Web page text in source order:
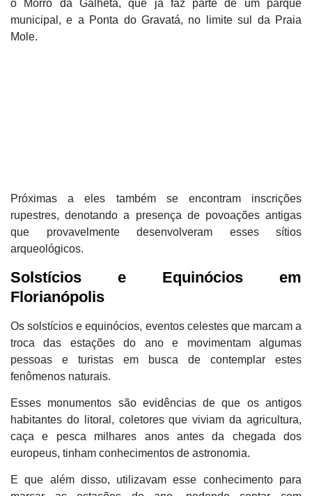
o Morro da Galheta, que já faz parte de um parque
municipal, e a Ponta do Gravatá, no limite sul da Praia
Mole.
Próximas a eles também se encontram inscrições
rupestres, denotando a presença de povoações antigas
que provavelmente desenvolveram esses sítios
arqueológicos.
Solstícios e Equinócios em
Florianópolis
Os solstícios e equinócios, eventos celestes que marcam a
troca das estações do ano e movimentam algumas
pessoas e turistas em busca de contemplar estes
fenômenos naturais.
Esses monumentos são evidências de que os antigos
habitantes do litoral, coletores que viviam da agricultura,
caça e pesca milhares anos antes da chegada dos
europeus, tinham conhecimentos de astronomia.
E que além disso, utilizavam esse conhecimento para